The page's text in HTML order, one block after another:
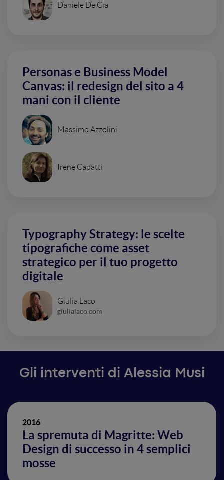
Daniele De Cia
Personas e Business Model
Canvas: il redesign del sito a 4
mani con il cliente
Massimo Azzolini
Irene Capatti
Typography Strategy: le scelte
tipografiche come asset
strategico per il tuo progetto
digitale
Giulia Laco
giulialaco.com
Gli interventi di Alessia Musi
2016
La spremuta di Magritte: Web
Design di successo in 4 semplici
mosse